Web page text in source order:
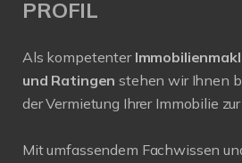
PROFIL
Als kompetenter
und Ratingen stehen wir Ihnen
der Vermietung Ihrer Immobilie
Mit umfassendem Fachwissen